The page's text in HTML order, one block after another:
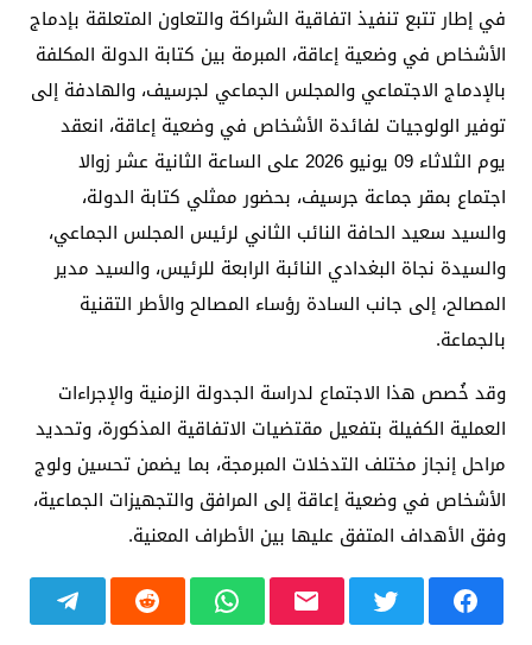
في إطار تتبع تنفيذ اتفاقية الشراكة والتعاون المتعلقة بإدماج
الأشخاص في وضعية إعاقة، المبرمة بين كتابة الدولة المكلفة
بالإدماج الاجتماعي والمجلس الجماعي لجرسيف، والهادفة إلى
توفير الولوجيات لفائدة الأشخاص في وضعية إعاقة، انعقد
يوم الثلاثاء 09 يونيو 2026 على الساعة الثانية عشر زوالا
اجتماع بمقر جماعة جرسيف، بحضور ممثلي كتابة الدولة،
والسيد سعيد الحافة النائب الثاني لرئيس المجلس الجماعي،
والسيدة نجاة البغدادي النائبة الرابعة للرئيس، والسيد مدير
المصالح، إلى جانب السادة رؤساء المصالح والأطر التقنية
بالجماعة.
وقد خُصص هذا الاجتماع لدراسة الجدولة الزمنية والإجراءات
العملية الكفيلة بتفعيل مقتضيات الاتفاقية المذكورة، وتحديد
مراحل إنجاز مختلف التدخلات المبرمجة، بما يضمن تحسين ولوج
الأشخاص في وضعية إعاقة إلى المرافق والتجهيزات الجماعية،
وفق الأهداف المتفق عليها بين الأطراف المعنية.